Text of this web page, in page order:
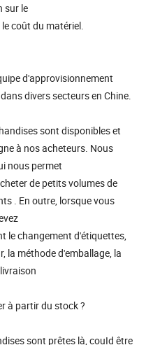
sur le
coût du matériel.
d'approvisionnement
divers secteurs en Chine.
sont disponibles et
à nos acheteurs. Nous
nous permet
de petits volumes de
. En outre, lorsque vous
le changement d'étiquettes,
la méthode d'emballage, la
à partir du stock ?
sont prêtes là, couId être